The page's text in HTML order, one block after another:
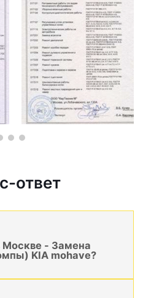
ответ
Москве - Замена
KIA mohave?